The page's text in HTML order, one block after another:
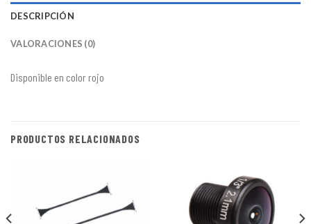
DESCRIPCIÓN
VALORACIONES (0)
Disponible en color rojo
PRODUCTOS RELACIONADOS